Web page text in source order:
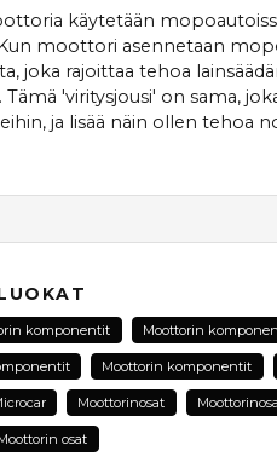
käytetään
Kun moottori asennetaan
joka rajoittaa tehoa
'viritysjousi' on sama,
ja lisää näin ollen tehoa
email
komponentit Moottorin
Moottorin komponentit
Moottorinosat
osat